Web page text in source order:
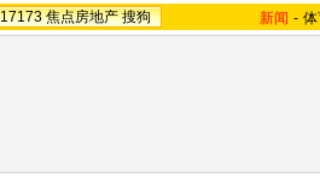
17173 焦点房地产 搜狗 新闻 -